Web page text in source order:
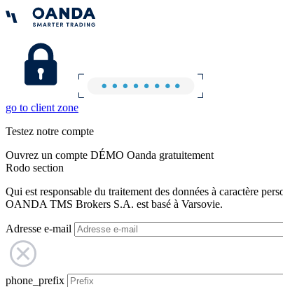
go to client zone
Testez notre compte
Ouvrez un compte DÉMO Oanda gratuitement
Rodo section
Qui est responsable du traitement des données à caractère
OANDA TMS Brokers S.A. est basé à Varsovie.
Adresse e-mail
phone_prefix